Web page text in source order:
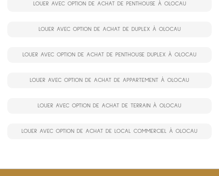
LOUER AVEC OPTION DE ACHAT DE PENTHOUSE À OLOCAU
LOUER AVEC OPTION DE ACHAT DE DUPLEX À OLOCAU
LOUER AVEC OPTION DE ACHAT DE PENTHOUSE DUPLEX À OLOCAU
LOUER AVEC OPTION DE ACHAT DE APPARTEMENT À OLOCAU
LOUER AVEC OPTION DE ACHAT DE TERRAIN À OLOCAU
LOUER AVEC OPTION DE ACHAT DE LOCAL COMMERCIEL À OLOCAU